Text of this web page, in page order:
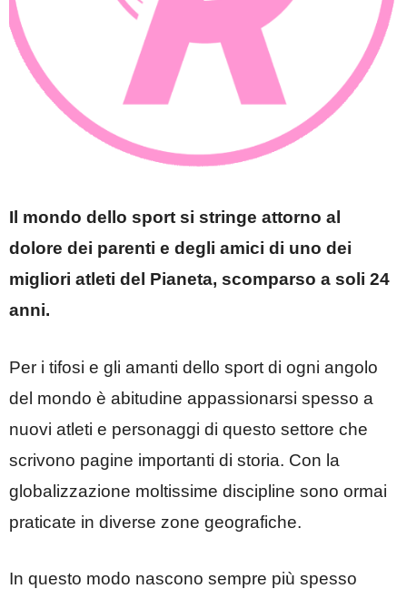
Il mondo dello sport si stringe attorno al
dolore dei parenti e degli amici di uno dei
migliori atleti del Pianeta, scomparso a soli 24
anni.
Per i tifosi e gli amanti dello sport di ogni angolo
del mondo è abitudine appassionarsi spesso a
nuovi atleti e personaggi di questo settore che
scrivono pagine importanti di storia. Con la
globalizzazione moltissime discipline sono ormai
praticate in diverse zone geografiche.
In questo modo nascono sempre più spesso